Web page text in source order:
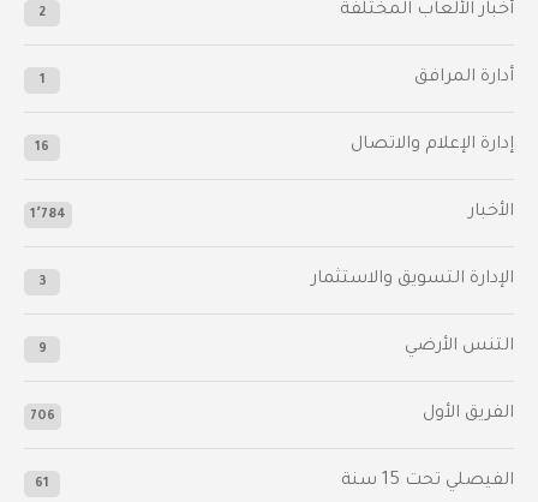
أخبار الألعاب المختلفة 2
أدارة المرافق 1
إدارة الإعلام والاتصال 16
الأخبار 1٬784
الإدارة التسويق والاستثمار 3
التنس الأرضي 9
الفريق الأول 706
الفيصلي‬⁩ تحت 15 سنة 61